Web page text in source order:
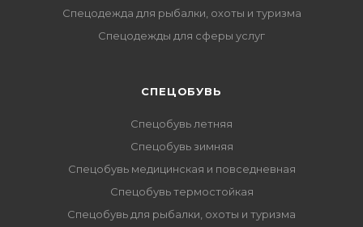
Спецодежда для рыбалки, охоты и туризма
Спецодежды для сферы услуг
CПЕЦОБУВЬ
Спецобувь летняя
Спецобувь зимняя
Спецобувь медицинская и повседневная
Спецобувь термостойкая
Спецобувь для рыбалки, охоты и туризма